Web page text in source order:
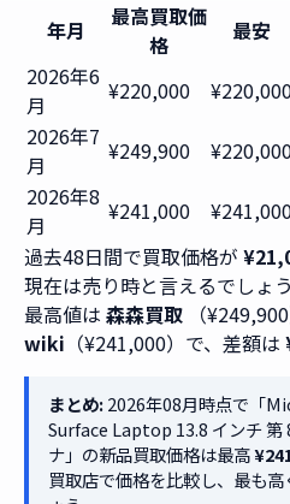
年月
最高買取価
格
最安
2026年6
月
¥220,000
2026年7
月
¥249,900
2026年8
月
¥241,000
過去48日間で買取価格が
現在は売り時と言えるでしょう
最高値は 森森買取 （
wiki （¥241,000）で、差額は
まとめ:2026年08月時点で「
Surface Laptop 13.8 インチ 第
ナ」の新品買取価格は最高
買取店で価格を比較し、最も